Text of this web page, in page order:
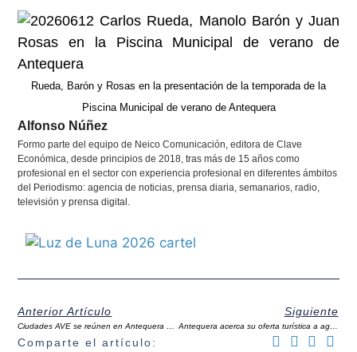
Rueda, Barón y Rosas en la presentación de la temporada de la
Piscina Municipal de verano de Antequera
Alfonso Núñez
Formo parte del equipo de Neico Comunicación, editora de Clave
Económica, desde principios de 2018, tras más de 15 años como
profesional en el sector con experiencia profesional en diferentes ámbitos
del Periodismo: agencia de noticias, prensa diaria, semanarios, radio,
televisión y prensa digital.
Anterior Artículo Siguiente
Antequera acerca su oferta turística a agencias de viaje del norte de España
Comparte el artículo: